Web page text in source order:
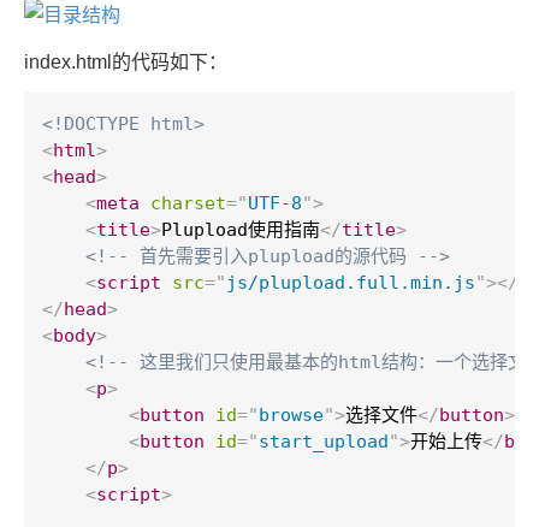
index.html的代码如下：
<!DOCTYPE html>
<html>
<head>
<meta charset="UTF-8">
<title>Plupload使用指南</title>
<!-- 首先需要引入plupload的源代码 -->
<script src=" js/plupload.full.min.js"></
</head>
<body>
<!-- 这里我们只使用最基本的html结构：一个选择文
<p>
<button id="browse">选择文件</button>
<button id="start_upload">开始上传</
</p>
<script>